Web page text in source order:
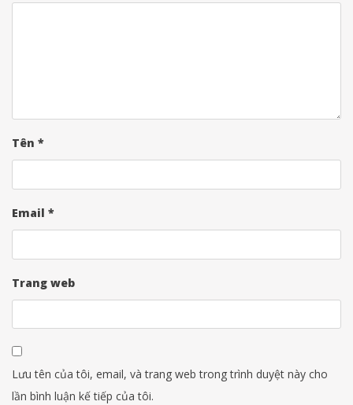
Tên *
Email *
Trang web
Lưu tên của tôi, email, và trang web trong trình duyệt này cho
lần bình luận kế tiếp của tôi.